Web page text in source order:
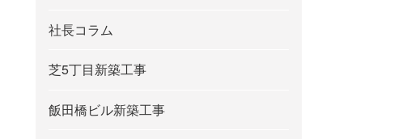
社長コラム
芝5丁目新築工事
飯田橋ビル新築工事